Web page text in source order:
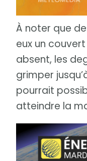
À noter que
eux un
absent, les
grimper
pourrait
atteindre la